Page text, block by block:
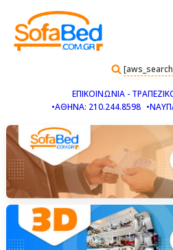
ΕΠΙΚΟΙΝΩΝΙΑ -
•ΑΘΗΝΑ: 210.244.8598